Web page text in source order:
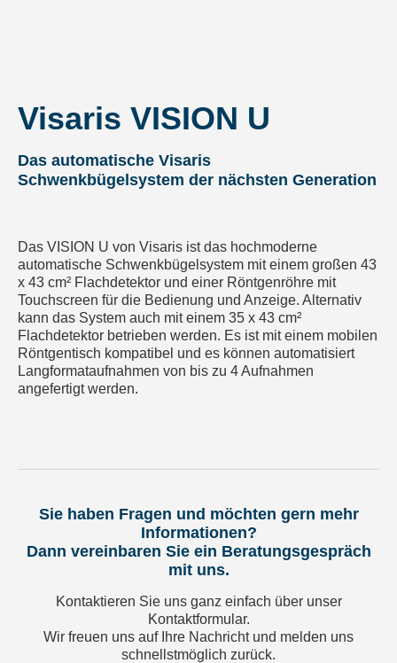
Visaris VISION U
Das automatische Visaris
Schwenkbügelsystem der nächsten Generation
Das VISION U von Visaris ist das hochmoderne
automatische Schwenkbügelsystem mit einem großen 43
x 43 cm² Flachdetektor und einer Röntgenröhre mit
Touchscreen für die Bedienung und Anzeige. Alternativ
kann das System auch mit einem 35 x 43 cm²
Flachdetektor betrieben werden. Es ist mit einem mobilen
Röntgentisch kompatibel und es können automatisiert
Langformataufnahmen von bis zu 4 Aufnahmen
angefertigt werden.
Sie haben Fragen und möchten gern mehr
Informationen?
Dann vereinbaren Sie ein Beratungsgespräch
mit uns.
Kontaktieren Sie uns ganz einfach über unser
Kontaktformular.
Wir freuen uns auf Ihre Nachricht und melden uns
schnellstmöglich zurück.